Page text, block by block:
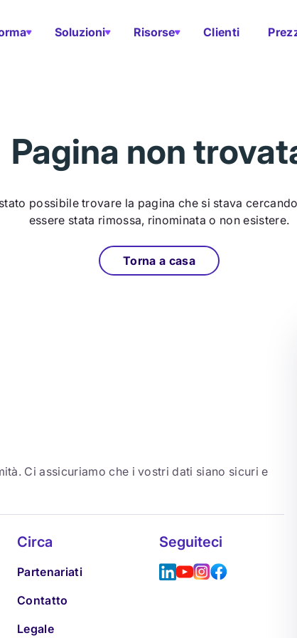
Soluzioni Risorse Clienti
Pagina non
possibile trovare la pagina che si stava
essere stata rimossa, rinominata o non esistere.
Torna a casa
Ci assicuriamo che i vostri dati siano sicuri e
Circa
Partenariati
Contatto
Legale
Seguiteci